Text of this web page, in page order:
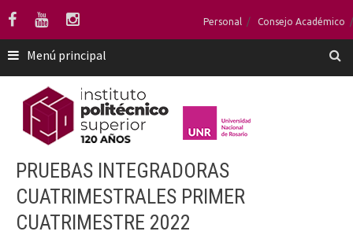
Saltar
contenido
Personal Consejo Académico
Menú principal
PRUEBAS INTEGRADORAS
CUATRIMESTRALES PRIMER
CUATRIMESTRE 2022